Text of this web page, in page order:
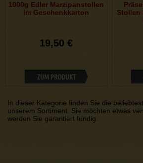
1000g Edler Marzipanstollen
im Geschenkkarton
19,50 €
ZUM PRODUKT
Stollen
In dieser Kategorie finden Sie die
unserem Sortiment. Sie möchten etwas
werden Sie garantiert fündig.